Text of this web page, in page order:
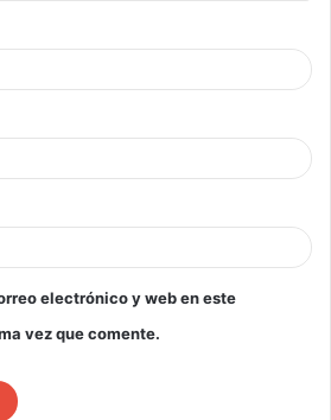
electrónico y web en este
vez que comente.